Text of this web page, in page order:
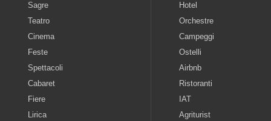
Sagre
Teatro
Cinema
Feste
Spettacoli
Cabaret
Fiere
Lirica
Hotel
Orchestre
Campeggi
Ostelli
Airbnb
Ristoranti
IAT
Agriturist